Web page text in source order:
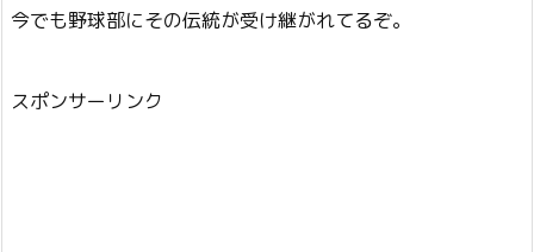
今でも野球部にその伝統が受け継がれてるぞ。
スポンサーリンク